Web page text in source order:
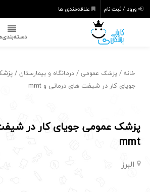
ورود / ثبت نام علاقه‌مندی ها
خانه / پزشک عمومی /درمانگاه و بیمارستان /
جویای کار در شیفت های درمانی و mmt
پزشک عمومی جویای کار در
mmt
البرز